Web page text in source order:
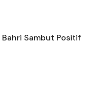
Bahri Sambut Positif